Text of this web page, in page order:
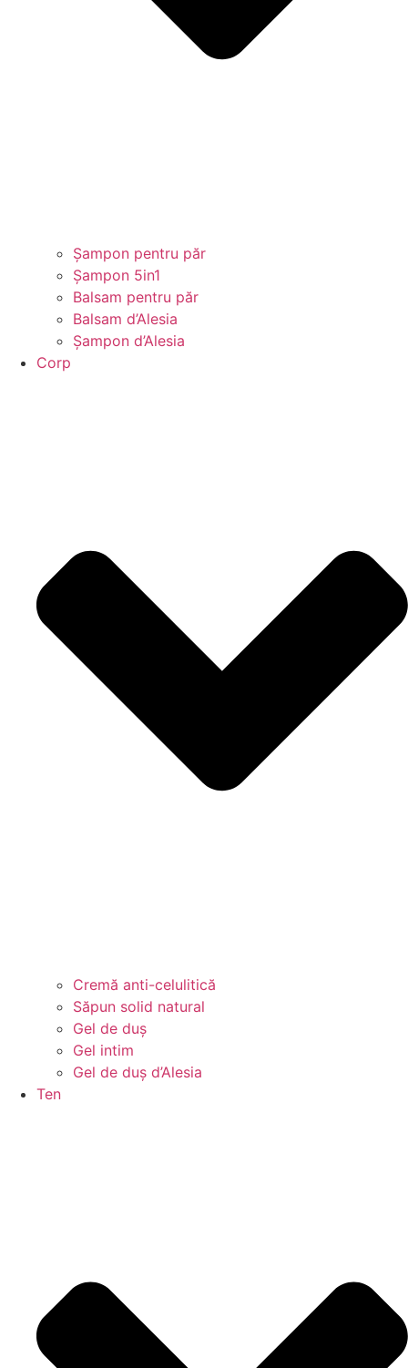
Șampon pentru păr
Șampon 5in1
Balsam pentru păr
Balsam d’Alesia
Șampon d’Alesia
Corp
Cremă anti-celulitică
Săpun solid natural
Gel de duș
Gel intim
Gel de duș d’Alesia
Ten